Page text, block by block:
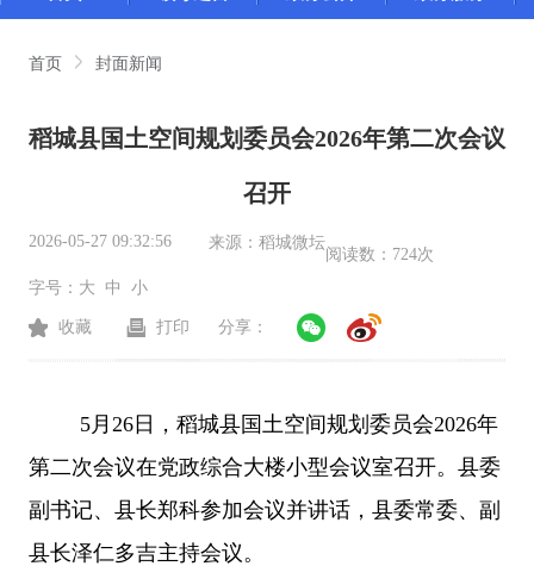
首页 封面新闻
稻城县国土空间规划委员会2026年第二次会议
召开
2026-05-27 09:32:56 来源： 稻城微坛
阅读数： 724次
字号： 大 中 小
收藏 打印 分享：
5月26日，稻城县国土空间规划委员会2026年
第二次会议在党政综合大楼小型会议室召开。县委
副书记、县长郑科参加会议并讲话，县委常委、副
县长泽仁多吉主持会议。